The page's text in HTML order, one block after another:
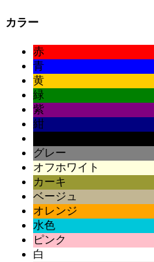
カラー
赤
青
黄
緑
紫
紺
グレー
オフホワイト
カーキ
ベージュ
オレンジ
水色
ピンク
白